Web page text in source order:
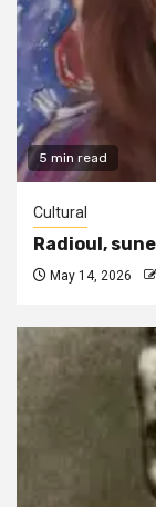
5 min read
Cultural
Radioul,
May 14, 2026